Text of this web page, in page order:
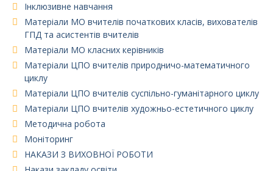
Інклюзивне навчання
Матеріали МО вчителів початкових класів, вихователів
ГПД та асистентів вчителів
Матеріали МО класних керівників
Матеріали ЦПО вчителів природничо-математичного
циклу
Матеріали ЦПО вчителів суспільно-гуманітарного циклу
Матеріали ЦПО вчителів художньо-естетичного циклу
Методична робота
Моніторинг
НАКАЗИ З ВИХОВНОЇ РОБОТИ